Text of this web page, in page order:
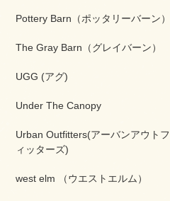
Pottery Barn（ポッタリーバーン）
The Gray Barn（グレイバーン）
UGG (アグ)
Under The Canopy
Urban Outfitters(アーバンアウトフ
ィッターズ)
west elm （ウエストエルム）